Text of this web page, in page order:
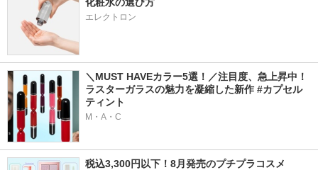
エレクトロン
＼MUST HAVEカラー5選！／注目度、急上昇中！
ラスターガラスの魅力を凝縮した新作 #カプセル
ティント
M・A・C
税込3,300円以下！8月発売のプチプラコスメ